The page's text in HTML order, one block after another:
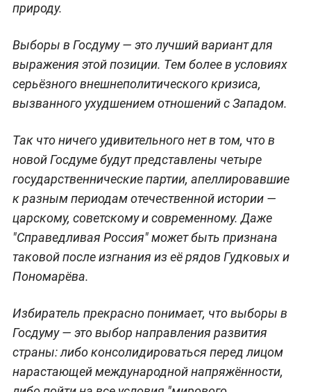
природу.
Выборы в Госдуму — это лучший вариант для
выражения этой позиции. Тем более в условиях
серьёзного внешнеполитического кризиса,
вызванного ухудшением отношений с Западом.
Так что ничего удивительного нет в том, что в
новой Госдуме будут представлены четыре
государственнические партии, апеллировавшие
к разным периодам отечественной истории —
царскому, советскому и современному. Даже
"Справедливая Россия" может быть признана
таковой после изгнания из её рядов Гудковых и
Пономарёва.
Избиратель прекрасно понимает, что выборы в
Госдуму — это выбор направления развития
страны: либо консолидироваться перед лицом
нарастающей международной напряжённости,